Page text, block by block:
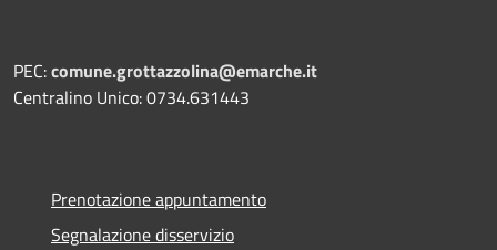
PEC:comune.grottazzolina@emarche.it
Centralino Unico: 0734.631443
Prenotazione appuntamento
Segnalazione disservizio